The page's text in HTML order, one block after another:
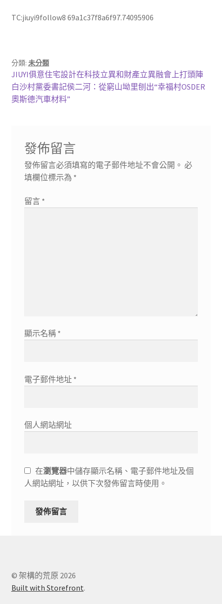
TC:jiuyi9follow8 69a1c37f8a6f97.74095906
分類: 未分類
文
章
上
一
篇
JIUYI俱意住宅設計在科技立異和財產立異融會上打頭陣
下
一
白沙村黨委書記侯二河：從窮山坳里刨出“幸福村OSDER
奧斯德汽車材料”
發佈留言
發佈留言必須填寫的電子郵件地址不會公開。 必
填欄位標示為 *
留言 *
顯示名稱 *
電子郵件地址 *
個人網站網址
在瀏覽器中儲存顯示名稱、電子郵件地址及個
人網站網址，以供下次發佈留言時使用。
© 架構的荒原 2026
Built with Storefront.